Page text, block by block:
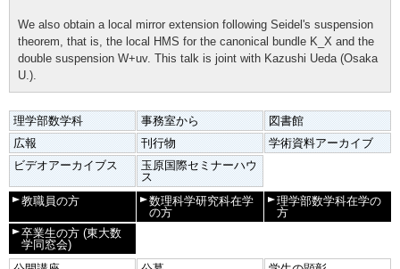
We also obtain a local mirror extension following Seidel's suspension
theorem, that is, the local HMS for the canonical bundle K_X and the
double suspension W+uv. This talk is joint with Kazushi Ueda (Osaka
U.).
理学部数学科 事務室から
図書館
広報
刊行物
学術資料アーカイブ
ビデオアーカイブス
玉原国際セミナーハウ
ス
教職員の方
数理科学研究科在学
の方
理学部数学科在学の
方
卒業生の方 (東大数
学同窓会)